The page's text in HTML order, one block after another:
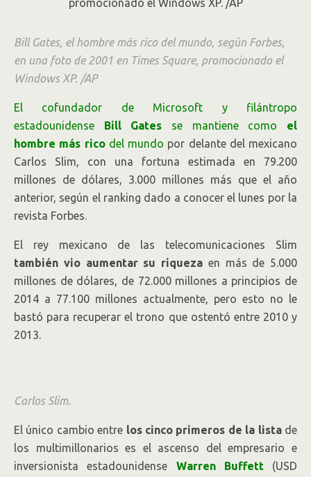
Bill Gates, el hombre más rico del mundo, según Forbes,
en una foto de 2001 en Times Square, promocionado el
Windows XP. /AP
El cofundador de Microsoft y filántropo
estadounidense Bill Gates se mantiene como el
hombre más ricodel mundo por delante del mexicano
Carlos Slim, con una fortuna estimada en 79.200
millones de dólares, 3.000 millones más que el año
anterior, según el ranking dado a conocer el lunes por la
revista Forbes.
El rey mexicano de las telecomunicaciones Slim
también vio aumentar su riqueza en más de 5.000
millones de dólares, de 72.000 millones a principios de
2014 a 77.100 millones actualmente, pero esto no le
bastó para recuperar el trono que ostentó entre 2010 y
2013.
Carlos Slim.
El único cambio entre los cinco primeros de la listade
los multimillonarios es el ascenso del empresario e
inversionista estadounidense Warren Buffett(USD